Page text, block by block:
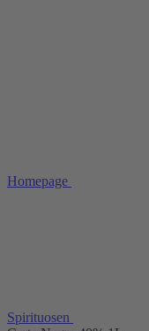
Homepage
Spirituosen